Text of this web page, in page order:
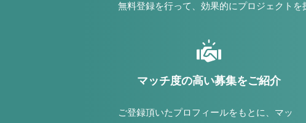
無料登録を行って、効果的にプロジェクトを
マッチ度の高い募集をご紹介
ご登録頂いたプロフィールをもとに、マッ